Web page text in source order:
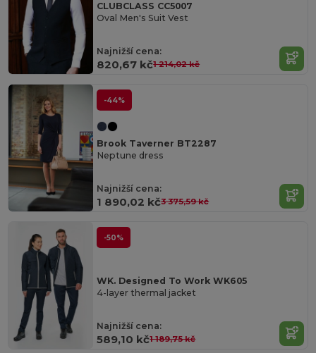
CLUBCLASS CC5007
Oval Men's Suit Vest
Najnižší cena:
820,67 kč1 214,02 kč
-44%
Brook Taverner BT2287
Neptune dress
Najnižší cena:
1 890,02 kč3 375,59 kč
-50%
WK. Designed To Work WK605
4-layer thermal jacket
Najnižší cena:
589,10 kč1 189,75 kč